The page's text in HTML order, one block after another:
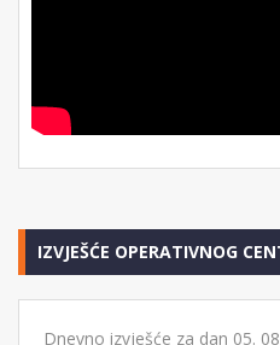
IZVJEŠĆE OPERATIVNOG
Dnevno izvješće za dan 05.